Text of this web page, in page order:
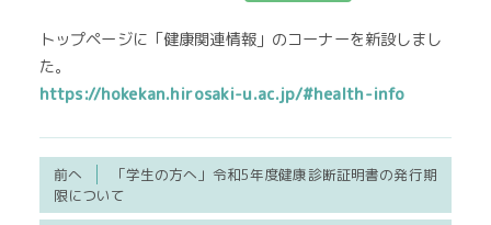
トップページに「健康関連情報」のコーナーを新設しまし
た。
https://hokekan.hirosaki-u.ac.jp/#health-info
前へ
「学生の方へ」令和5年度健康診断証明書の発行期
限について